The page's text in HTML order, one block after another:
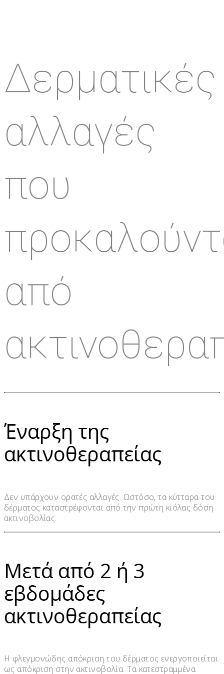
Δερματικές
αλλαγές
που
από
Έναρξη της
ακτινοθεραπείας
Δεν υπάρχουν ορατές αλλαγές. Ωστόσο, τα κύτταρα του
δέρματος καταστρέφονται από την πρώτη κιόλας δόση
ακτινοβολίας.
Μετά από 2 ή 3
εβδομάδες
ακτινοθεραπείας
Η φλεγμονώδης απόκριση του δέρματος ενεργοποιείται
ως απόκριση στην ακτινοβολία. Τα κατεστραμμένα